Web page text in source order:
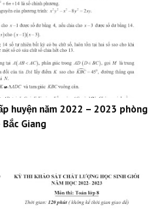
huyện năm 2022 – 2023 phòng
Giang